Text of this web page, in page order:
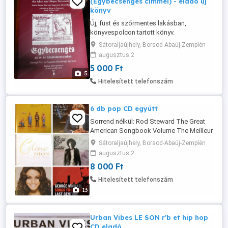
5
könyv
Új, füst és szőrmentes lakásban,
könyvespolcon tartott könyv.
Különlegesség! Concordantz des Alten
und Neuen Testaments Perényi Péter és
Augustin Hirschvogel által összeállított
Concordantz Egybecsengés című, képes
bibliai konkordancia (Bécs, 1550) modern,
(puhatáblás) ...
Sátoraljaújhely, Borsod-Abaúj-Zemplén
augusztus 2
5 000 Ft
Hitelesített telefonszám
13
6 db pop CD együtt
Sorrend nélkül: Rod Steward The Great
American Songbook Volume The Meilleur
Of Renaud- a legjobb számok válogatás
Celine Dion (dupla CD) Vanessa Hudgens
George Michael Songs From The Last
Century Jack Mcmanus Either Side Of
Midnight Garantáltan karcmentes,
Sátoraljaújhely, Borsod-Abaúj-Zemplén
augusztus 2
8 000 Ft
Hitelesített telefonszám
Urban Vibes LE SON r'b et hip hop